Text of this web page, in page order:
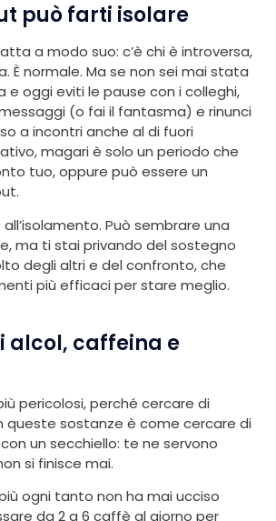
può farti isolare
a modo suo: c’è chi è introversa,
È normale. Ma se non sei mai stata
e oggi eviti le pause con i colleghi,
(o fai il fantasma) e rinunci
a incontri anche al di fuori
magari è solo un periodo che
tuo, oppure può essere un
Può sembrare una
ma ti stai privando del sostegno
degli altri e del confronto, che
più efficaci per stare meglio.
alcol, caffeina e
pericolosi, perché cercare di
queste sostanze è come cercare di
un secchiello: te ne servono
si finisce mai.
ogni tanto non ha mai ucciso
da 2 a 6 caffè al giorno per